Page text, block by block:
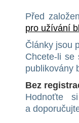
Před
pro užívání
Články jsou
Chcete-li se
publikovány
Bez
Hodnoťte
a